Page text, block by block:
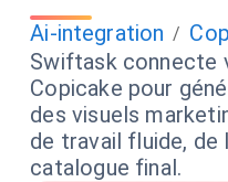
Ai-integration /
Swiftask connecte
Copicake pour
des visuels
de travail fluide, de
catalogue final.